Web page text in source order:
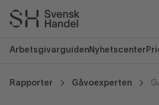
Arbetsgivarguiden Nyhetscenter
Rapporter Gåvoexperten